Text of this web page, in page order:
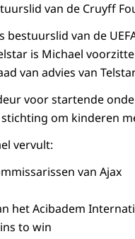
van de Cruyff
bestuurslid van de
is Michael
van advies van
voor startende
om kinderen
vervult:
van Ajax
het Acibadem
to win